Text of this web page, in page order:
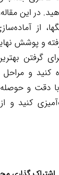
در این
از
و پوشش
گرفتن
کنید و
دقت و
کنید و